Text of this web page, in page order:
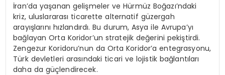
İran’da yaşanan gelişmeler ve Hürmüz Boğazı’ndaki
kriz, uluslararası ticarette alternatif güzergah
arayışlarını hızlandırdı. Bu durum, Asya ile Avrupa’yı
bağlayan Orta Koridor’un stratejik değerini pekiştirdi.
Zengezur Koridoru’nun da Orta Koridor’a entegrasyonu,
Türk devletleri arasındaki ticari ve lojistik bağlantıları
daha da güçlendirecek.